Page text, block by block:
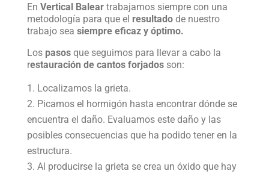
En Vertical Baleartrabajamos siempre con una
metodología para que el resultadode nuestro
trabajo sea siempre eficaz y óptimo.
Los pasosque seguimos para llevar a cabo la
restauración de cantos forjadosson:
Localizamos la grieta.
Picamos el hormigón hasta encontrar dónde se
encuentra el daño. Evaluamos este daño y las
posibles consecuencias que ha podido tener en la
estructura.
Al producirse la grieta se crea un óxido que hay